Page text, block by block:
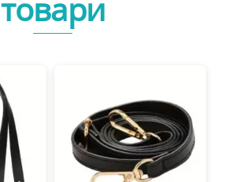
товари